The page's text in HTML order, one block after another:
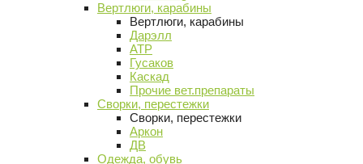
Вертлюги, карабины
Вертлюги, карабины
Дарэлл
АТР
Гусаков
Каскад
Прочие вет.препараты
Сворки, перестежки
Сворки, перестежки
Аркон
ДВ
Одежда, обувь